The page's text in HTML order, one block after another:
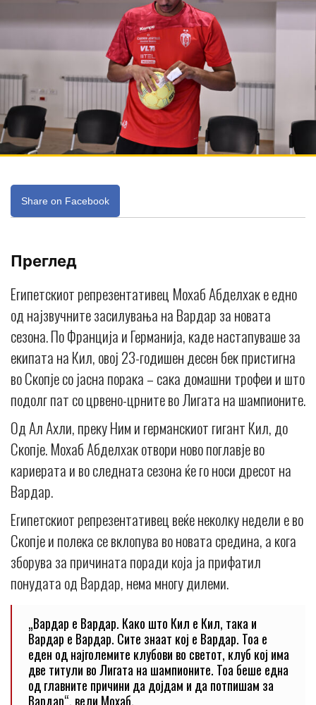
Share on Facebook
Преглед
Египетскиот репрезентативец Мохаб Абделхак е едно
од најзвучните засилувања на Вардар за новата
сезона. По Франција и Германија, каде настапуваше за
екипата на Кил, овој 23-годишен десен бек пристигна
во Скопје со јасна порака – сака домашни трофеи и што
подолг пат со црвено-црните во Лигата на шампионите.
Од Ал Ахли, преку Ним и германскиот гигант Кил, до
Скопје. Мохаб Абделхак отвори ново поглавје во
кариерата и во следната сезона ќе го носи дресот на
Вардар.
Египетскиот репрезентативец веќе неколку недели е во
Скопје и полека се вклопува во новата средина, а кога
зборува за причината поради која ја прифатил
понудата од Вардар, нема многу дилеми.
„Вардар е Вардар. Како што Кил е Кил, така и
Вардар е Вардар. Сите знаат кој е Вардар. Тоа е
еден од најголемите клубови во светот, клуб кој има
две титули во Лигата на шампионите. Тоа беше една
од главните причини да дојдам и да потпишам за
Вардар“, вели Мохаб.